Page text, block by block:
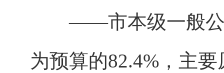
——市本级一般公共
为预算的82.4%，主